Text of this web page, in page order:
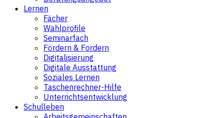
Lernen
Fächer
Wahlprofile
Seminarfach
Fördern & Fordern
Digitalisierung
Digitale Ausstattung
Soziales Lernen
Taschenrechner-Hilfe
Unterrichtsentwicklung
Schulleben